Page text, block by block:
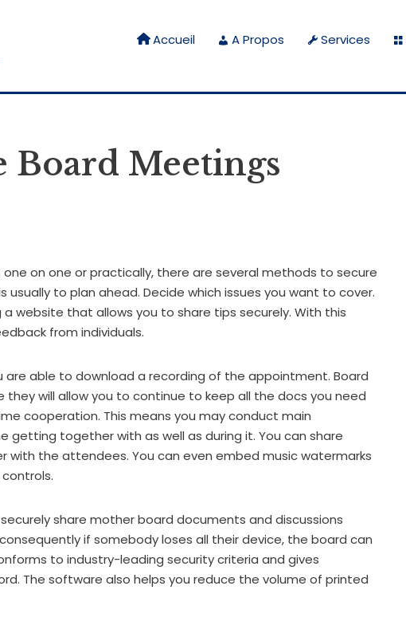
Accueil A Propos Services
Board Meetings
on one or practically, there are several methods to secure
to plan ahead. Decide which issues you want to cover.
website that allows you to share tips securely. With this
from individuals.
able to download a recording of the appointment. Board
will allow you to continue to keep all the docs you need
cooperation. This means you may conduct main
getting together with as well as during it. You can share
the attendees. You can even embed music watermarks
share mother board documents and discussions
if somebody loses all their device, the board can
to industry-leading security criteria and gives
The software also helps you reduce the volume of printed